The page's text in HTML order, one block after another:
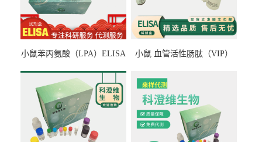
小鼠苯丙氨酸（LPA）ELISA
小鼠 血管活性肠肽（VIP）